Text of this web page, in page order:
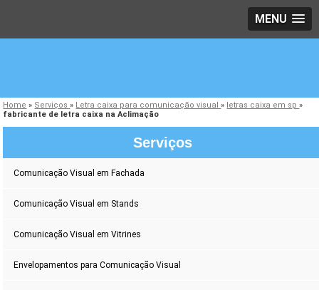
MENU
Home » Serviços» Letra caixa para comunicação visual» letras caixa em sp»
fabricante de letra caixa na Aclimação
Serviços
Comunicação Visual em Fachada
Comunicação Visual em Stands
Comunicação Visual em Vitrines
Envelopamentos para Comunicação Visual